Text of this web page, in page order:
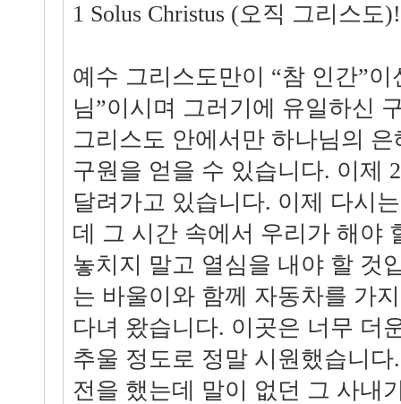
1 Solus Christus (오직 그리스도
예수 그리스도만이 “참 인간”
님”이시며 그러기에 유일하신
그리스도 안에서만 하나님의
구원을 얻을 수 있습니다. 이제
달려가고 있습니다. 이제 다시
데 그 시간 속에서 우리가 해야
놓치지 말고 열심을 내야 할 것
는 바울이와 함께 자동차를 가
다녀 왔습니다. 이곳은 너무 더
추울 정도로 정말 시원했습니
전을 했는데 말이 없던 그 사내